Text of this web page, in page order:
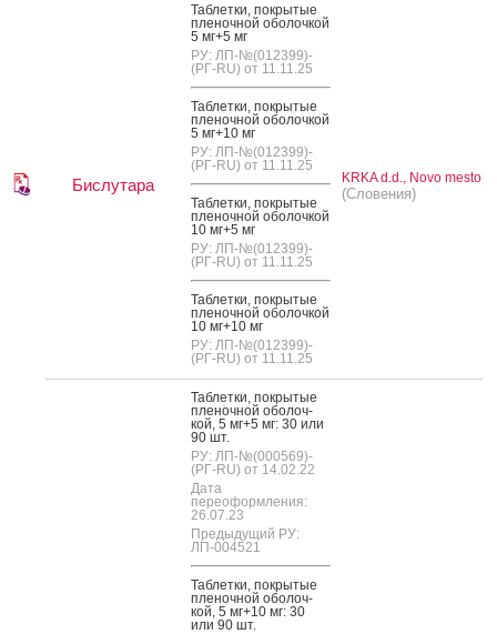
Бислутара
Таб­летки, пок­ры­тые
пле­ноч­ной обо­лоч­кой
5 мг+5 мг
РУ: ЛП-№(012399)-
(РГ-RU) от 11.11.25
Таб­летки, пок­ры­тые
пле­ноч­ной обо­лоч­кой
5 мг+10 мг
РУ: ЛП-№(012399)-
(РГ-RU) от 11.11.25
Таб­летки, пок­ры­тые
пле­ноч­ной обо­лоч­кой
10 мг+5 мг
РУ: ЛП-№(012399)-
(РГ-RU) от 11.11.25
Таб­летки, пок­ры­тые
пле­ноч­ной обо­лоч­кой
10 мг+10 мг
РУ: ЛП-№(012399)-
(РГ-RU) от 11.11.25
KRKA d.d., Novo mesto
(Словения)
Таб­летки, пок­ры­тые
пле­ноч­ной обо­лоч­
кой, 5 мг+5 мг: 30 или
90 шт.
РУ: ЛП-№(000569)-
(РГ-RU) от 14.02.22
Дата
переоформления:
26.07.23
Предыдущий РУ:
ЛП-004521
Таб­летки, пок­ры­тые
пле­ноч­ной обо­лоч­
кой, 5 мг+10 мг: 30
или 90 шт.